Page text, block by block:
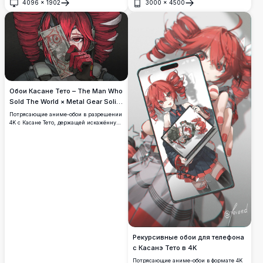
4096 × 1902
Открыть
глазами и развевающимися волосами.
Идеальное цифровое искусство,
демонстрирующее детализированный
дизайн персонажа с яркими цветами и
атмосферными эффектами.
3000 × 4500
Открыть
Обои Касане Тето – The Man Who
Sold The World × Metal Gear Solid
4K
Потрясающие аниме-обои в разрешении
4K с Касане Тето, держащей искажённую
Рекурсивные обои для телефона
с Касанэ Тето в 4K
Потрясающие аниме-обои в формате 4K